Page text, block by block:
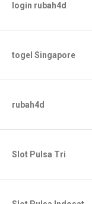
login rubah4d
togel Singapore
rubah4d
Slot Pulsa Tri